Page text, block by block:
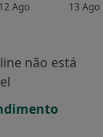
12 Ago 13 Ago
não está